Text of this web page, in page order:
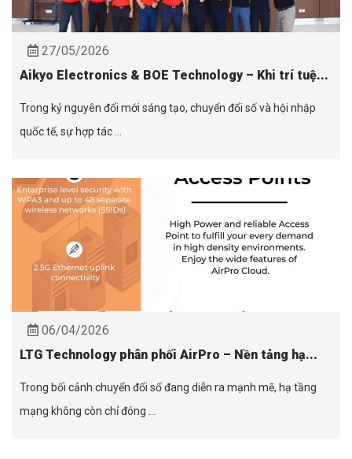
27/05/2026
Aikyo Electronics & BOE Technology – Khi trí tuệ...
Trong kỷ nguyên đổi mới sáng tạo, chuyển đổi số và hội nhập
quốc tế, sự hợp tác ...
06/04/2026
LTG Technology phân phối AirPro – Nền tảng hạ...
Trong bối cảnh chuyển đổi số đang diễn ra mạnh mẽ, hạ tầng
mạng không còn chỉ đóng ...